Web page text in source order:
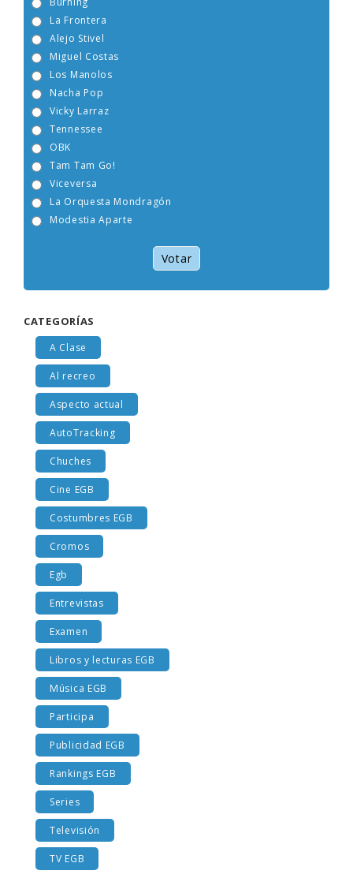
Burning
Alejo Stivel
Miguel Costas
Nacha Pop
Vicky Larraz
La Orquesta Mondragón
Modestia Aparte
Votar
A Clase
Al recreo
Aspecto actual
AutoTracking
Chuches
Cine EGB
Costumbres EGB
Cromos
Egb
Entrevistas
Examen
Libros y lecturas EGB
Música EGB
Participa
Publicidad EGB
Rankings EGB
Series
Televisión
TV EGB